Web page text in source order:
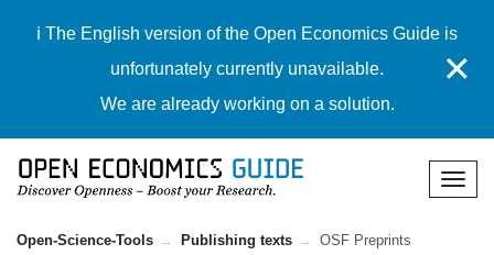
ℹ️ The English version of the Open Economics Guide is
unfortunately currently unavailable.
We are already working on a solution.
✕
Open-Science-Tools Publishing texts OSF Preprints